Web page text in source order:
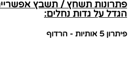
פתרונות תשחץ / תשבץ
הגדל על גדות נחלים:
פיתרון 5 אותיות - הרדוף